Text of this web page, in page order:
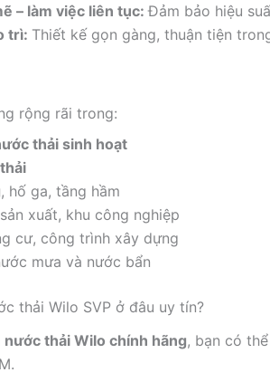
– làm việc liên tục:Đảm bảo hiệu
trì: Thiết kế gọn gàng, thuận tiện
rộng rãi trong:
thải sinh hoạt
, hố ga, tầng hầm
xuất, khu công nghiệp
cư, công trình xây dựng
mưa và nước bẩn
thải Wilo SVP ở đâu uy tín?
nước thải Wilo chính hãng, bạn có